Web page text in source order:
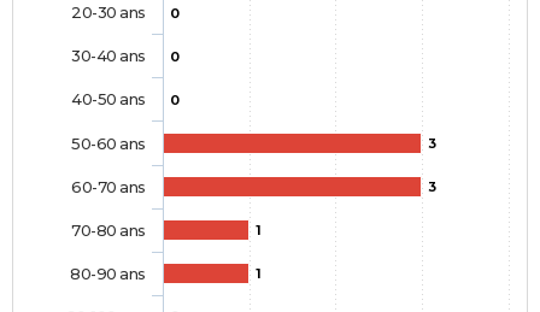
0
0
0
3
3
1
1
20-30 ans
30-40 ans
40-50 ans
50-60 ans
60-70 ans
70-80 ans
80-90 ans